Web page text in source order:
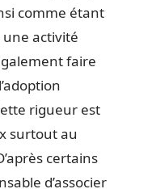
comme étant
activité
faire
rigueur est
surtout au
certains
d’associer